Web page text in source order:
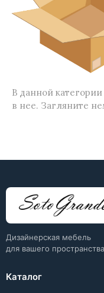
В данной
в нее. Загляните
Дизайнерская мебель
для вашего пространства
Каталог